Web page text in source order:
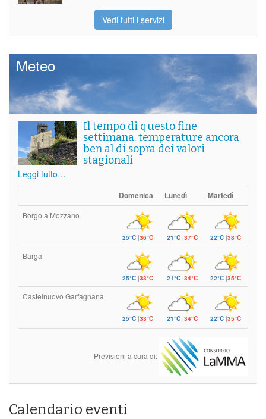
Vedi tutti i servizi
Meteo
Il tempo di questo fine
settimana. temperature ancora
ben al di sopra dei valori
stagionali
Leggi tutto…
Domenica Lunedì Martedì
Borgo a Mozzano
25°C|36°C 21°C|37°C 22°C |38°C
Barga
25°C|33°C 21°C|34°C 22°C |35°C
Castelnuovo Garfagnana
25°C|33°C 21°C|34°C 22°C |35°C
Previsioni a cura di:
Calendario eventi